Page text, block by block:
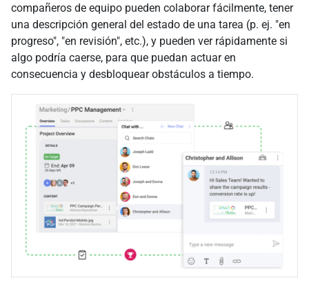
compañeros de equipo pueden colaborar fácilmente, tener
una descripción general del estado de una tarea (p. ej. "en
progreso", "en revisión", etc.), y pueden ver rápidamente si
algo podría caerse, para que puedan actuar en
consecuencia y desbloquear obstáculos a tiempo.